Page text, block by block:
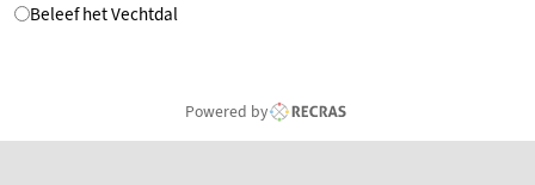
Beleef het Vechtdal
Powered by